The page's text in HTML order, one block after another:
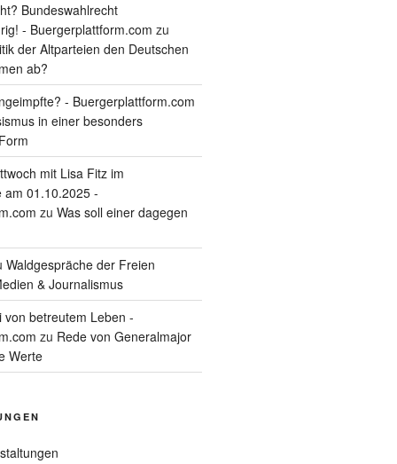
Bundeswahlrecht
- Buergerplattform.com zu
der Altparteien den Deutschen
ab?
- Buergerplattform.com
in einer besonders
mit Lisa Fitz im
am 01.10.2025 -
zu Was soll einer dagegen
Waldgespräche der Freien
& Journalismus
von betreutem Leben -
zu Rede von Generalmajor
Werte